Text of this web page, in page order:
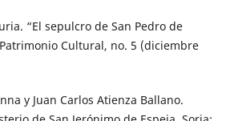
“El sepulcro de San Pedro de
Cultural, no. 5 (diciembre
y Juan Carlos Atienza Ballano.